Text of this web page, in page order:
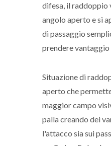
difesa, il
angolo aperto e si
di passaggio
prendere
Situazione di
aperto che
maggior campo
palla creando dei
l'attacco sia sui